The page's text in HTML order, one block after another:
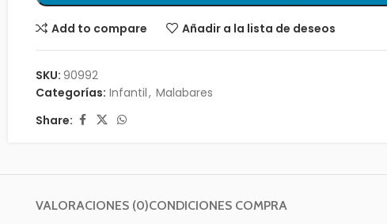
Add to compare Añadir a la lista de deseos
SKU:90992
Categorías: Infantil, Malabares
Share:
VALORACIONES (0)CONDICIONES COMPRA